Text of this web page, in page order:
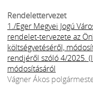
Rendelettervezet
1./Eger Megyei Jogú
rendelet-tervezete az
költségvetéséről,
rendjéről szóló 4/2025.
módosításáról
Vágner Ákos